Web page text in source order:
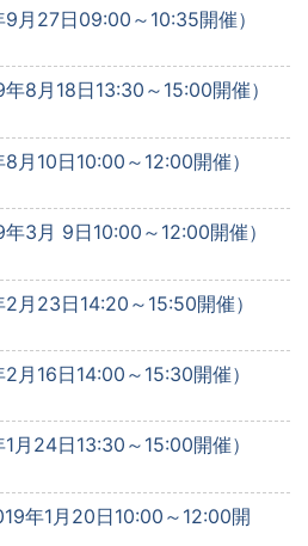
月27日09:00～10:35開催）
8月18日13:30～15:00開催）
月10日10:00～12:00開催）
3月 9日10:00～12:00開催）
月23日14:20～15:50開催）
月16日14:00～15:30開催）
月24日13:30～15:00開催）
年1月20日10:00～12:00開